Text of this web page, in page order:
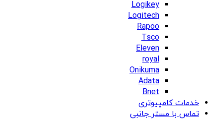
Logikey
Logitech
Rapoo
Tsco
Eleven
royal
Onikuma
Adata
Bnet
خدمات کامپیوتری
تماس با مستر جانبی